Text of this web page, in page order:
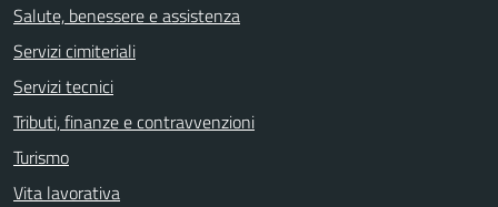
Salute, benessere e assistenza
Servizi cimiteriali
Servizi tecnici
Tributi, finanze e contravvenzioni
Turismo
Vita lavorativa